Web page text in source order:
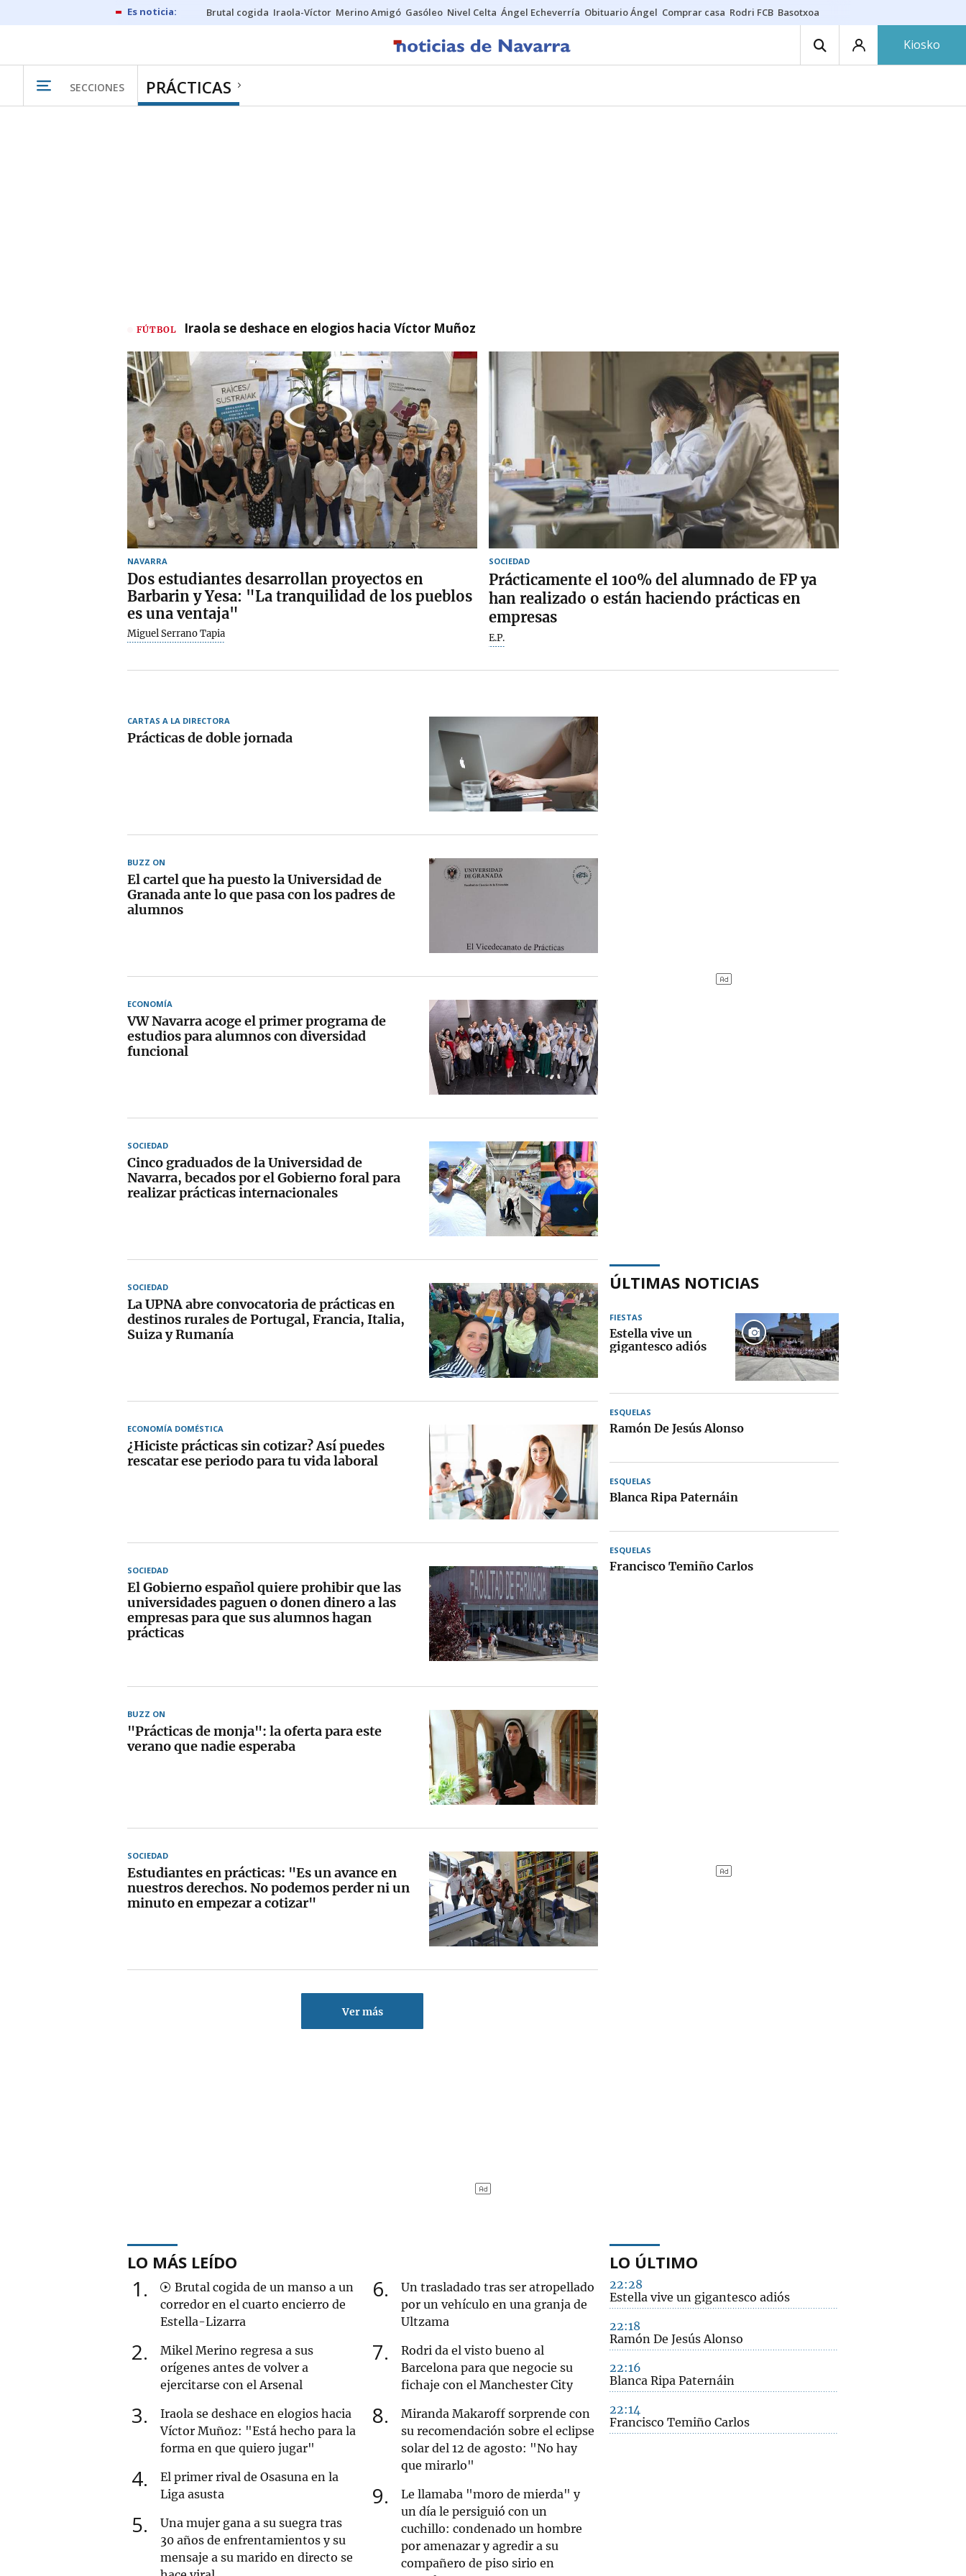
Brutal cogida Iraola-Víctor Merino Amigó Gasóleo Nivel Celta Ángel Echeverría Obituario Ángel Comprar casa Rodri FCB Basotxoa
Kiosko
SECCIONES PRÁCTICAS
FÚTBOL Iraola se deshace en elogios hacia Víctor Muñoz
NAVARRA
Dos estudiantes desarrollan proyectos en
Barbarin y Yesa: "La tranquilidad de los pueblos
es una ventaja"
Miguel Serrano Tapia
SOCIEDAD
Prácticamente el 100% del alumnado de FP ya
han realizado o están haciendo prácticas en
empresas
E.P.
CARTAS A LA DIRECTORA
Prácticas de doble jornada
BUZZ ON
El cartel que ha puesto la Universidad de
Granada ante lo que pasa con los padres de
alumnos
ECONOMÍA
VW Navarra acoge el primer programa de
estudios para alumnos con diversidad
funcional
SOCIEDAD
Cinco graduados de la Universidad de
Navarra, becados por el Gobierno foral para
realizar prácticas internacionales
SOCIEDAD
La UPNA abre convocatoria de prácticas en
destinos rurales de Portugal, Francia, Italia,
Suiza y Rumanía
ECONOMÍA DOMÉSTICA
¿Hiciste prácticas sin cotizar? Así puedes
rescatar ese periodo para tu vida laboral
SOCIEDAD
El Gobierno español quiere prohibir que las
universidades paguen o donen dinero a las
empresas para que sus alumnos hagan
prácticas
BUZZ ON
"Prácticas de monja": la oferta para este
verano que nadie esperaba
SOCIEDAD
Estudiantes en prácticas: "Es un avance en
nuestros derechos. No podemos perder ni un
minuto en empezar a cotizar"
Ver más
ÚLTIMAS NOTICIAS
FIESTAS
Estella vive un
gigantesco adiós
ESQUELAS
Ramón De Jesús Alonso
ESQUELAS
Blanca Ripa Paternáin
ESQUELAS
Francisco Temiño Carlos
LO MÁS LEÍDO
1
Brutal cogida de un manso a un
corredor en el cuarto encierro de
Estella-Lizarra
2
Mikel Merino regresa a sus
orígenes antes de volver a
ejercitarse con el Arsenal
3
Iraola se deshace en elogios hacia
Víctor Muñoz: "Está hecho para la
forma en que quiero jugar"
4
El primer rival de Osasuna en la
Liga asusta
5
Una mujer gana a su suegra tras
30 años de enfrentamientos y su
mensaje a su marido en directo se
6
Un trasladado tras ser atropellado
por un vehículo en una granja de
Ultzama
7
Rodri da el visto bueno al
Barcelona para que negocie su
fichaje con el Manchester City
8
Miranda Makaroff sorprende con
su recomendación sobre el eclipse
solar del 12 de agosto: "No hay
que mirarlo"
9
Le llamaba "moro de mierda" y
un día le persiguió con un
cuchillo: condenado un hombre
por amenazar y agredir a su
compañero de piso sirio en
LO ÚLTIMO
22:28
Estella vive un gigantesco adiós
22:18
Ramón De Jesús Alonso
22:16
Blanca Ripa Paternáin
22:14
Francisco Temiño Carlos